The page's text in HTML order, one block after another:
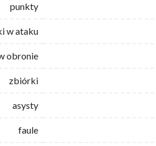
punkty
w ataku
obronie
zbiórki
asysty
faule